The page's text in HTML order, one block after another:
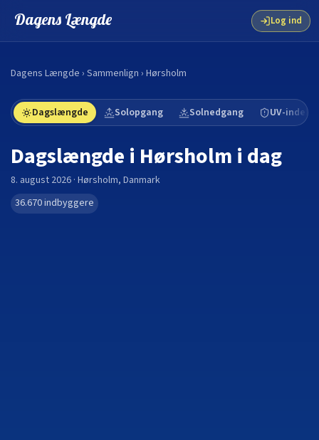
Dagens Længde Log ind
Dagens Længde › Sammenlign › Hørsholm
Dagslængde Solopgang Solnedgang UV-indeks
Dagslængde i Hørsholm i dag
8. august 2026 · Hørsholm, Danmark
36.670indbyggere